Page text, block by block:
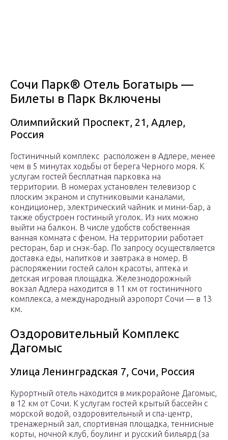
Сочи Парк® Отель Богатырь —
Билеты в Парк Включены
Олимпийский Проспект, 21, Адлер,
Россия
Гостиничный комплекс расположен в Адлере, менее
чем в 5 минутах ходьбы от берега Черного моря. К
услугам гостей бесплатная парковка на
территории. В номерах установлен телевизор с
плоским экраном и спутниковыми каналами,
кондиционер, электрический чайник и мини-бар, а
также обустроен гостиный уголок. Из них можно
выйти на балкон. В числе удобств собственная
ванная комната с феном. На территории работает
ресторан, бар и снэк-бар. По запросу осуществляется
доставка еды, напитков и завтрака в номер. В
распоряжении гостей салон красоты, аптека и
детская игровая площадка. Железнодорожный
вокзал Адлера находится в 11 км от гостиничного
комплекса, а международный аэропорт Сочи — в 13
км.
Оздоровительный Комплекс
Дагомыс
Улица Ленинградская 7, Сочи, Россия
Курортный отель находится в микрорайоне Дагомыс,
в 12 км от Сочи. К услугам гостей крытый бассейн с
морской водой, оздоровительный и спа-центр,
тренажерный зал, спортивная площадка, теннисные
корты, ночной клуб, боулинг и русский бильярд (за